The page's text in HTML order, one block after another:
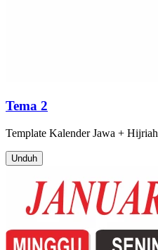
Tema 2
Template Kalender Jawa + Hijriah
Unduh